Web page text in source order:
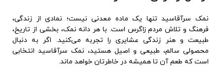
نمک سرآقاسید تنها یک ماده معدنی نیست؛ نمادی از زندگی،
فرهنگ و تلاش مردم زاگرس است. با هر دانه نمک، بخشی از تاریخ،
طبیعت و هنر زندگی عشایری را تجربه می‌کنید. اگر به دنبال
محصولی سالم، طبیعی و اصیل هستید، نمک سرآقاسید انتخابی
است که طعم آن تا همیشه در خاطرتان خواهد ماند.